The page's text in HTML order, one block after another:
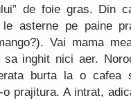
de foie gras. Din
asterne pe paine
Vai mama
inghit nici aer.
burta la o cafea
prajitura. A intrat,